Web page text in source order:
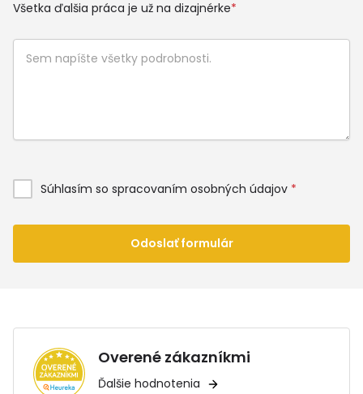
Všetka ďalšia práca je už na dizajnérke*
Súhlasím so spracovaním osobných údajov *
Odoslať formulár
Overené zákazníkmi
Ďalšie hodnotenia